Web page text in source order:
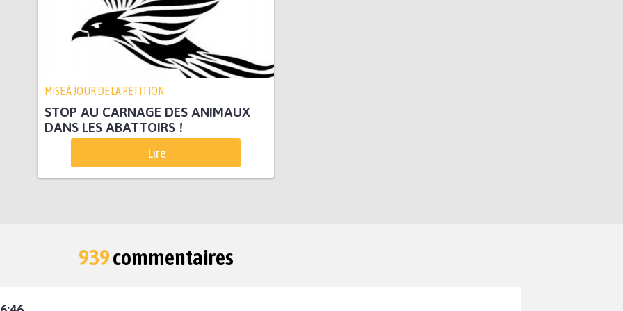
MISE À JOUR DE LA PÉTITION
STOP AU CARNAGE DES ANIMAUX
DANS LES ABATTOIRS !
Lire
939commentaires